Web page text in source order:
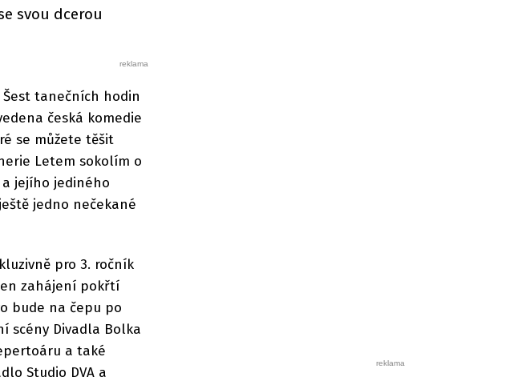
svou dcerou
tanečních hodin
česká komedie
se můžete těšit
Letem sokolím o
jejího jediného
jedno nečekané
pro 3. ročník
zahájení pokřtí
bude na čepu po
scény Divadla Bolka
a také
Studio DVA a